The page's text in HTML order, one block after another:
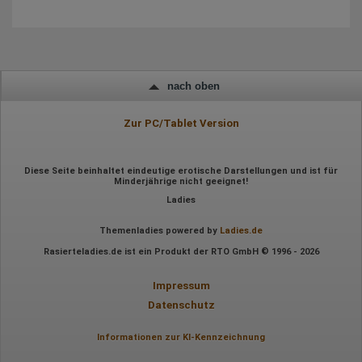
Eindeutige Benutzerkennung
Ort der Verarbeitung:
Europäische Union
Rechtliche Grundlage der Verarbeitung
nach oben
Zur PC/Tablet Version
Diese Seite beinhaltet eindeutige erotische Darstellungen und ist für
Minderjährige nicht geeignet!
Ladies
Themenladies powered by Ladies.de
Rasierteladies.de ist ein Produkt der RTO GmbH © 1996 - 2026
Impressum
Datenschutz
Informationen zur KI-Kennzeichnung